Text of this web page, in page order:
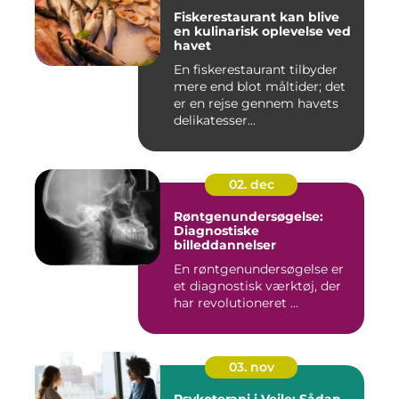
Fiskerestaurant kan blive
en kulinarisk oplevelse ved
havet
En fiskerestaurant tilbyder
mere end blot måltider; det
er en rejse gennem havets
delikatesser...
02. dec
Røntgenundersøgelse:
Diagnostiske
billeddannelser
En røntgenundersøgelse er
et diagnostisk værktøj, der
har revolutioneret ...
03. nov